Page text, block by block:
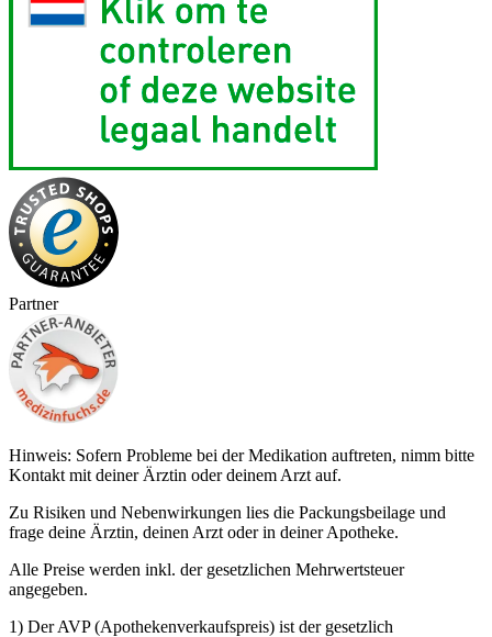
Partner
Hinweis: Sofern Probleme bei der Medikation auftreten, nimm bitte
Kontakt mit deiner Ärztin oder deinem Arzt auf.
Zu Risiken und Nebenwirkungen lies die Packungsbeilage und
frage deine Ärztin, deinen Arzt oder in deiner Apotheke.
Alle Preise werden inkl. der gesetzlichen Mehrwertsteuer
angegeben.
1) Der AVP (Apothekenverkaufspreis) ist der gesetzlich